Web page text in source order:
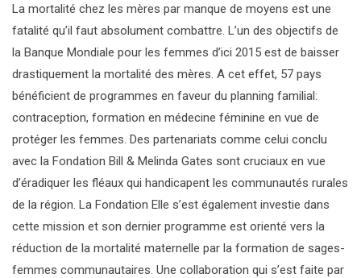
La mortalité chez les mères par manque de moyens est une
fatalité qu’il faut absolument combattre. L’un des objectifs de
la Banque Mondiale pour les femmes d’ici 2015 est de baisser
drastiquement la mortalité des mères. A cet effet, 57 pays
bénéficient de programmes en faveur du planning familial:
contraception, formation en médecine féminine en vue de
protéger les femmes. Des partenariats comme celui conclu
avec la Fondation Bill & Melinda Gates sont cruciaux en vue
d’éradiquer les fléaux qui handicapent les communautés rurales
de la région. La Fondation Elle s’est également investie dans
cette mission et son dernier programme est orienté vers la
réduction de la mortalité maternelle par la formation de sages-
femmes communautaires. Une collaboration qui s’est faite par